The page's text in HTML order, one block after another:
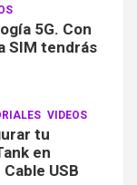
5G. Con
SIM tendrás
VIDEOS
tu
en
USB